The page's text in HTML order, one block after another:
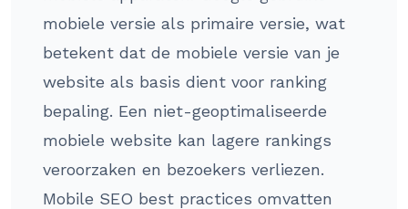
mobiele versie als primaire versie, wat
betekent dat de mobiele versie van je
website als basis dient voor ranking
bepaling. Een niet-geoptimaliseerde
mobiele website kan lagere rankings
veroorzaken en bezoekers verliezen.
Mobile SEO best practices omvatten